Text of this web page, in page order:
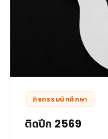
กิจกรรมนักศึกษา
ติดปีก 2569